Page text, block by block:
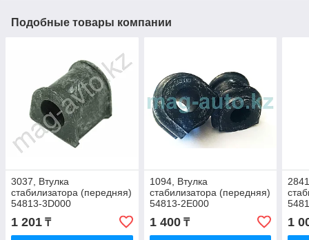
Подобные товары компании
3037, Втулка
стабилизатора (передняя)
54813-3D000
1 201 ₸
1094, Втулка
стабилизатора (передняя)
54813-2E000
1 400₸ 1